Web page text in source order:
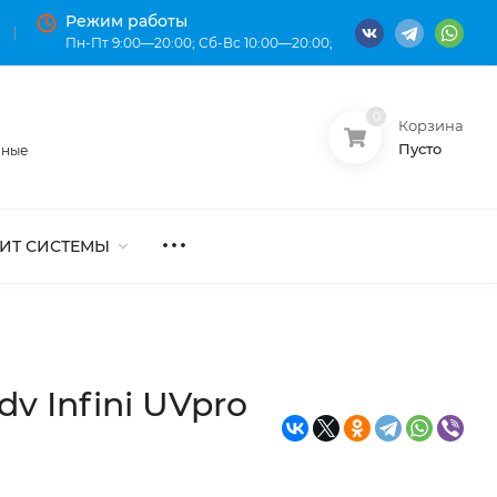
Режим работы
Пн-Пт 9:00—20:00; Сб-Вс 10:00—20:00;
Корзина
Пусто
СИСТЕМЫ
Infini UVpro